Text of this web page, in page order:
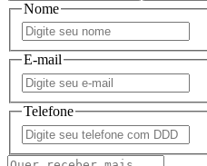
Nome
E-mail
Telefone